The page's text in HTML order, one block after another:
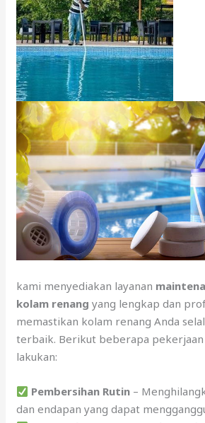
kami menyediakan layanan
kolam renang yang lengkap dan
memastikan kolam renang Anda
terbaik. Berikut beberapa pekerjaan
lakukan:
Pembersihan Rutin –
dan endapan yang dapat